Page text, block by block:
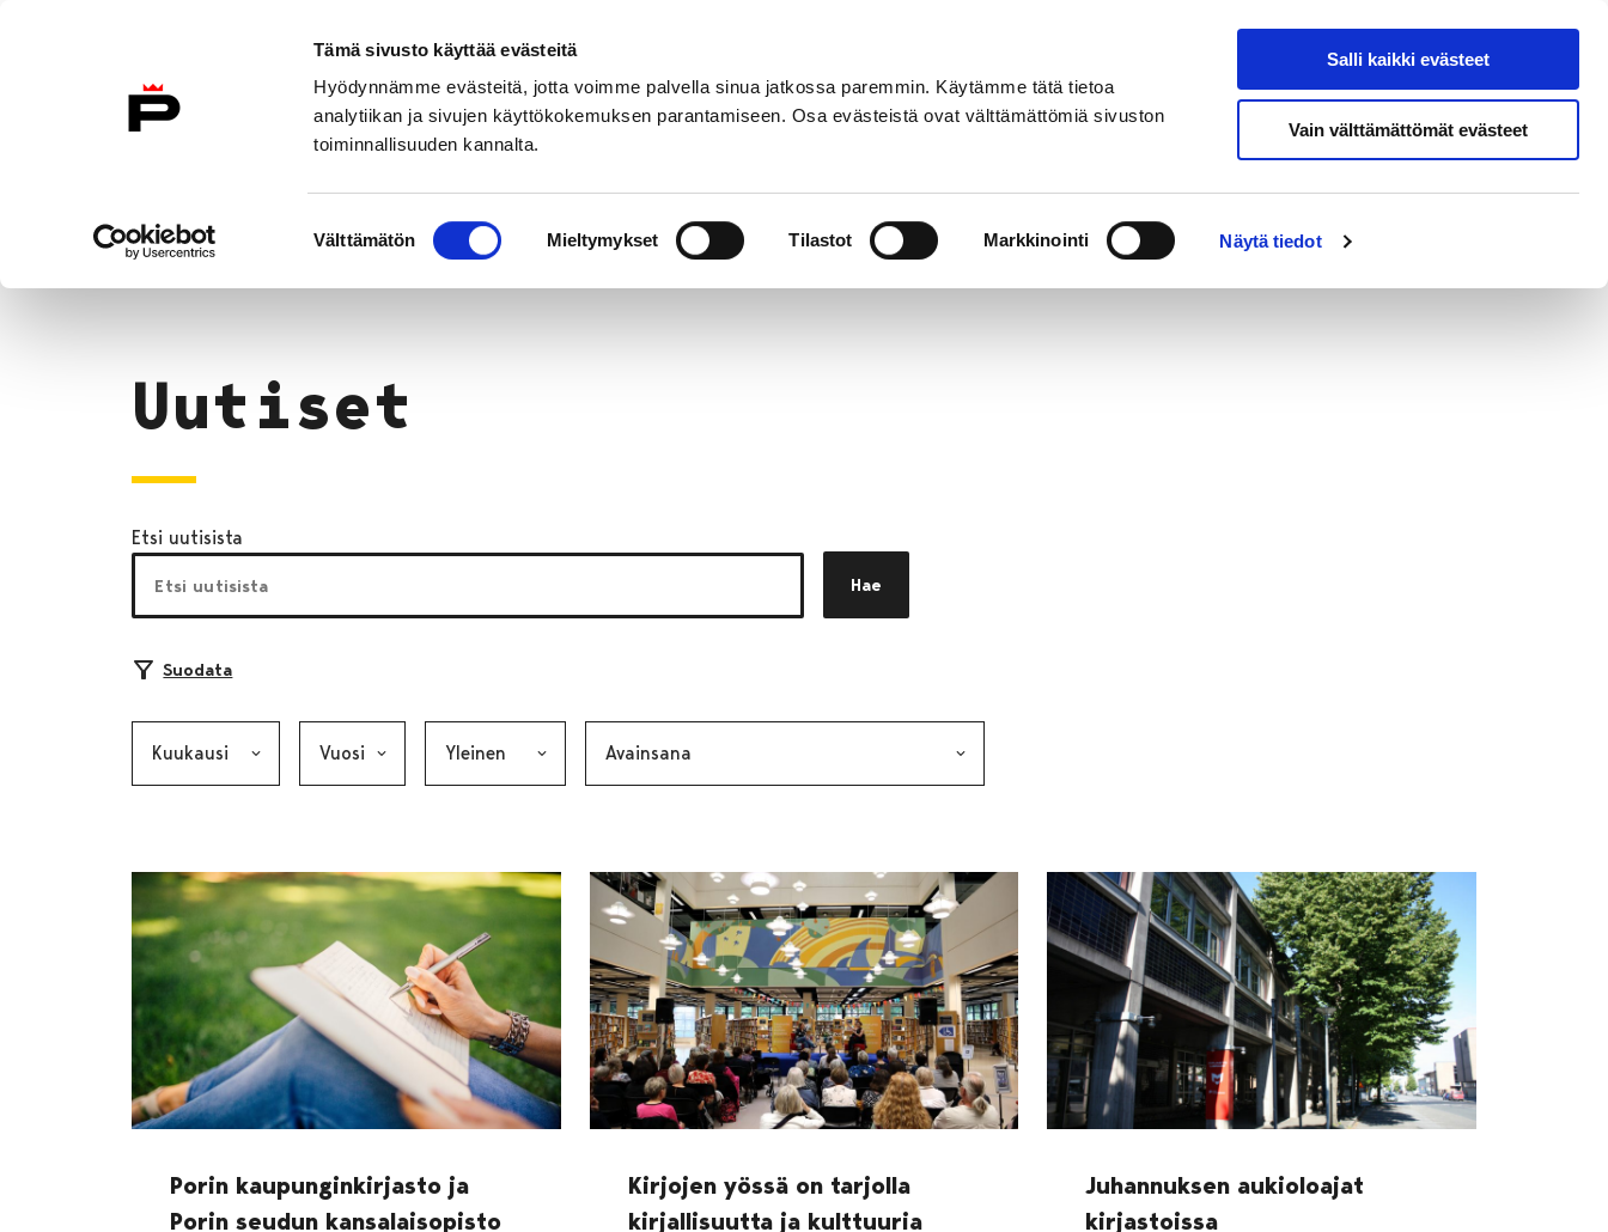
Tämä sivusto käyttää evästeitä
Hyödynnämme evästeitä, jotta voimme palvella sinua jatkossa paremmin. Käytämme tätä tietoa
analytiikan ja sivujen käyttökokemuksen parantamiseen. Osa evästeistä ovat välttämättömiä sivuston
toiminnallisuuden kannalta.
valinta
Välttämätön Mieltymykset Tilastot Markkinointi Näytä tiedot
Salli kaikki evästeet
Vain välttämättömät evästeet
English
Hae sivustolta
Etusivu
Uutiset
Uutiset
Etsi uutisista
Hae
Suodata
Porin kaupunginkirjasto ja
Porin seudun kansalaisopisto
Kirjojen yössä on tarjolla
kirjallisuutta ja kulttuuria
Juhannuksen aukioloajat
kirjastoissa